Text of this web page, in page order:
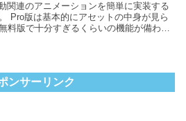
関連のアニメーションを簡単に実装する
Pro版は基本的にアセットの中身が見ら
料版で十分すぎるくらいの機能が備わっ
ンサーリンク